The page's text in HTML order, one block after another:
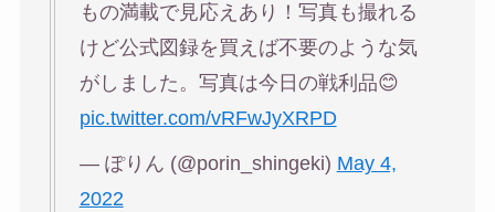
もの満載で見応えあり！写真も撮れる
けど公式図録を買えば不要のような気
がしました。写真は今日の戦利品😊
pic.twitter.com/vRFwJyXRPD
— ぽりん (@porin_shingeki) May 4,
2022